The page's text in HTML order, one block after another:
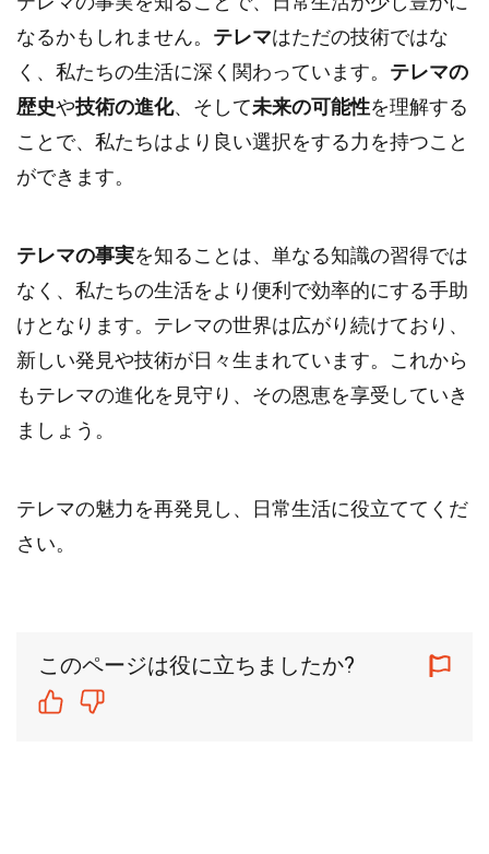
なるかもしれません。 テレマはただの技術ではな
く、私たちの生活に深く関わっています。 テレマの
歴史や技術の進化、そして未来の可能性を理解する
ことで、私たちはより良い選択をする力を持つこと
ができます。
テレマの事実を知ることは、単なる知識の習得では
なく、私たちの生活をより便利で効率的にする手助
けとなります。テレマの世界は広がり続けており、
新しい発見や技術が日々生まれています。これから
もテレマの進化を見守り、その恩恵を享受していき
ましょう。
テレマの魅力を再発見し、日常生活に役立ててくだ
さい。
このページは役に立ちましたか?